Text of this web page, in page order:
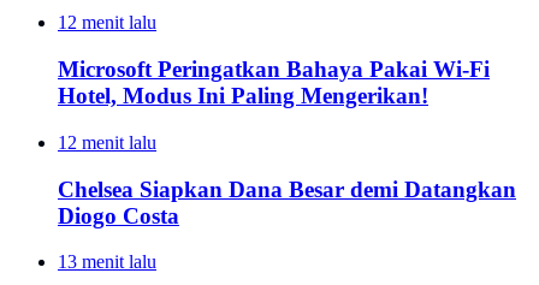
12 menit lalu
Microsoft Peringatkan Bahaya Pakai Wi-Fi
Hotel, Modus Ini Paling Mengerikan!
12 menit lalu
Chelsea Siapkan Dana Besar demi Datangkan
Diogo Costa
13 menit lalu